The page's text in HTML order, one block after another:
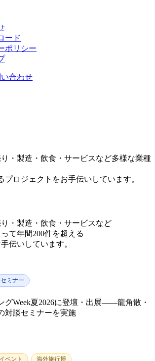
ード
ポリシー
合わせ
・製造・飲食・サービスなど多様な業種
プロジェクトをお手伝いしています。
・製造・飲食・サービスなど
て年間200件を超える
伝いしています。
セミナー
グWeek夏2026に登壇・出展——龍角散・
対談セミナーを実施
イベント 海外旅行博